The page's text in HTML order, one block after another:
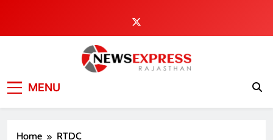
content
MENU
Home RTDC